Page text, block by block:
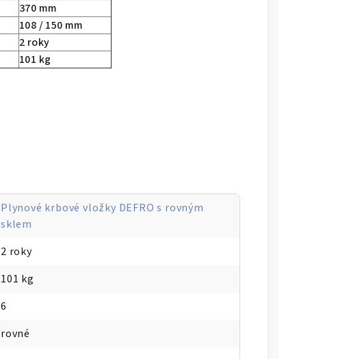
370 mm
108 / 150 mm
2 roky
101 kg
Plynové krbové vložky DEFRO s rovným
sklem
2 roky
101 kg
6
rovné